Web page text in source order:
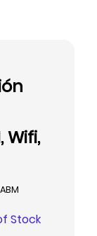
Wifi,
Stock